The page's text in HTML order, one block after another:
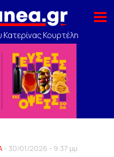
Κουρτέλη
- 30/01/2026 - 9:37 μμ